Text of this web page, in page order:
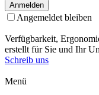
Anmelden
Angemeldet bleiben
Verfügbarkeit,
erstellt für Sie und Ihr
Schreib uns
Menü